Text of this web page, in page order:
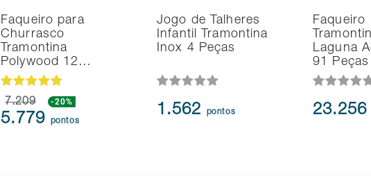
Faqueiro para
Churrasco
Tramontina
Polywood 12…
7.209 -20%
5.779 pontos
Jogo de Talheres
Infantil Tramontina
Inox 4 Peças
1.562 pontos
Faqueiro
Laguna
91 Peças